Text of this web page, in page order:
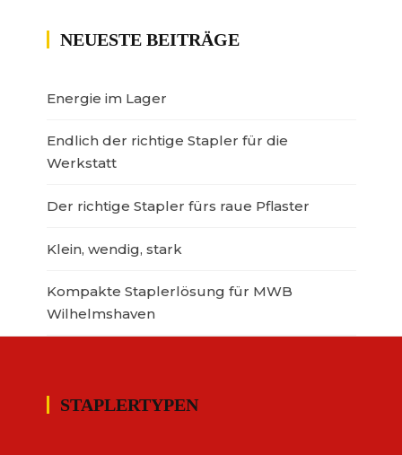
NEUESTE BEITRÄGE
Energie im Lager
Endlich der richtige Stapler für die
Werkstatt
Der richtige Stapler fürs raue Pflaster
Klein, wendig, stark
Kompakte Staplerlösung für MWB
Wilhelmshaven
STAPLERTYPEN